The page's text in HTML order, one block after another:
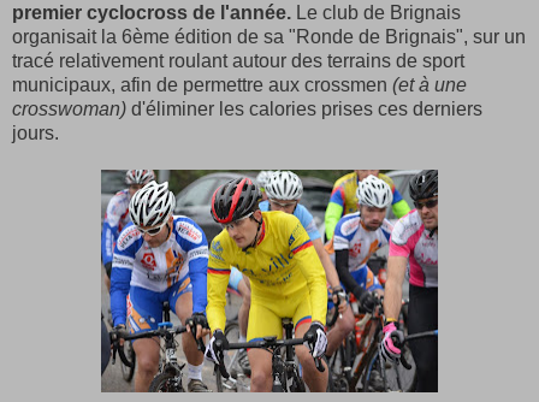
premier cyclocross de l'année. Le club de Brignais
organisait la 6ème édition de sa "Ronde de Brignais", sur un
tracé relativement roulant autour des terrains de sport
municipaux, afin de permettre aux crossmen (et à une
crosswoman) d'éliminer les calories prises ces derniers
jours.